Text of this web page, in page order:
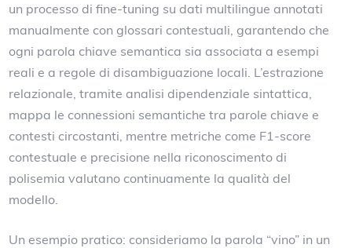
un processo di fine-tuning su dati multilingue annotati
manualmente con glossari contestuali, garantendo che
ogni parola chiave semantica sia associata a esempi
reali e a regole di disambiguazione locali. L’estrazione
relazionale, tramite analisi dipendenziale sintattica,
mappa le connessioni semantiche tra parole chiave e
contesti circostanti, mentre metriche come F1-score
contestuale e precisione nella riconoscimento di
polisemia valutano continuamente la qualità del
modello.
Un esempio pratico: consideriamo la parola “vino” in un